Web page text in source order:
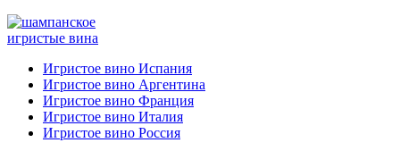
игристые вина
Игристое вино Испания
Игристое вино Аргентина
Игристое вино Франция
Игристое вино Италия
Игристое вино Россия